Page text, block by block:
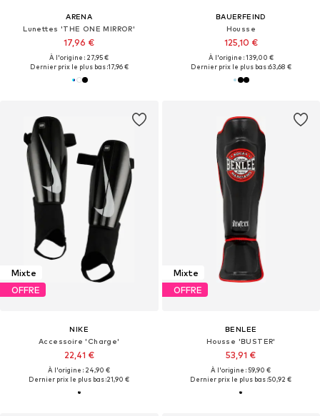
ARENA
Lunettes 'THE ONE MIRROR'
17,96 €
À l'origine : 27,95 €
Dernier prix le plus bas :17,96 €
BAUERFEIND
Housse
125,10 €
À l'origine : 139,00 €
Dernier prix le plus bas :63,68 €
Mixte
OFFRE
NIKE
Accessoire 'Charge'
22,41 €
À l'origine : 24,90 €
Dernier prix le plus bas :21,90 €
Mixte
OFFRE
BENLEE
Housse 'BUSTER'
53,91 €
À l'origine : 59,90 €
Dernier prix le plus bas :50,92 €